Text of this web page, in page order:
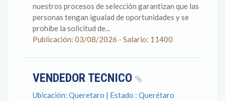
nuestros procesos de selección garantizan que las
personas tengan igualad de oportunidades y se
prohíbe la solicitud de...
Publicación: 03/08/2026 - Salario: 11400
VENDEDOR TECNICO
Ubicación: Queretaro | Estado : Querétaro